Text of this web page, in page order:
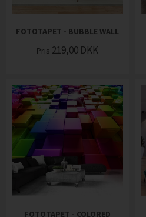
FOTOTAPET - BUBBLE WALL
Pris 219,00 DKK
FOTOTAPET - COLORED